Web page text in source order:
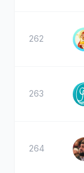
262
263
264